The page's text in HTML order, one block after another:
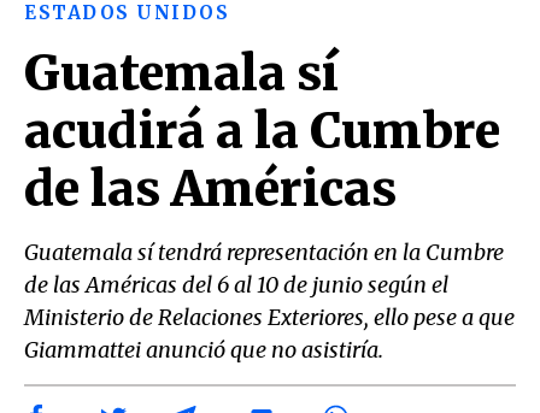
ESTADOS UNIDOS
Guatemala sí
acudirá a la Cumbre
de las Américas
Guatemala sí tendrá representación en la Cumbre
de las Américas del 6 al 10 de junio según el
Ministerio de Relaciones Exteriores, ello pese a que
Giammattei anunció que no asistiría.